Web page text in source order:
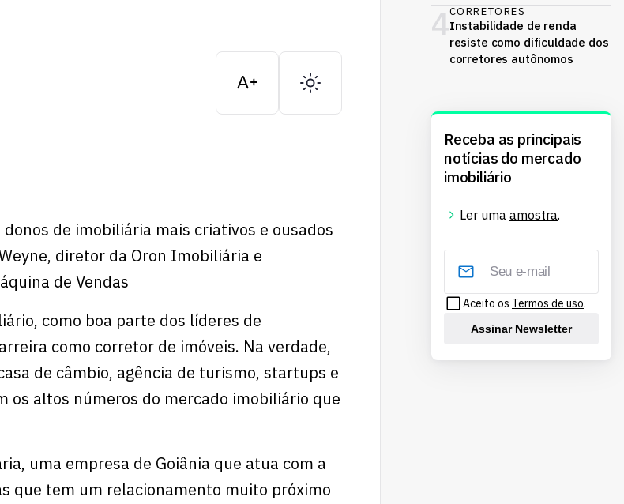
de imobiliária mais criativos e ousados
diretor da Oron Imobiliária e
de Vendas
como boa parte dos líderes de
como corretor de imóveis. Na verdade,
de câmbio, agência de turismo, startups e
os altos números do mercado imobiliário que
uma empresa de Goiânia que atua com a
que tem um relacionamento muito próximo
4CORRETORES
Instabilidade de renda
resiste como dificuldade dos
corretores autônomos
Receba as principais
notícias do mercado
imobiliário
Ler uma amostra.
Aceito os Termos de uso.
Assinar Newsletter